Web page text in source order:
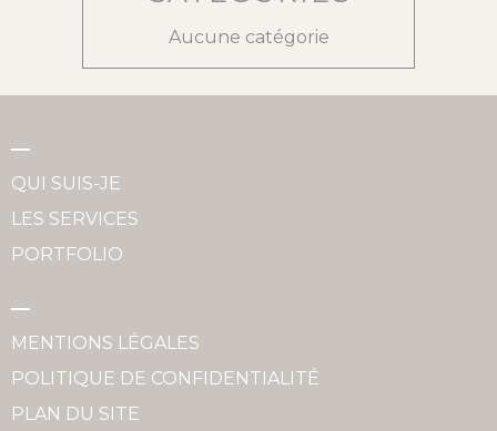
Aucune catégorie
QUI SUIS-JE
LES SERVICES
PORTFOLIO
MENTIONS LÉGALES
POLITIQUE DE CONFIDENTIALITÉ
PLAN DU SITE